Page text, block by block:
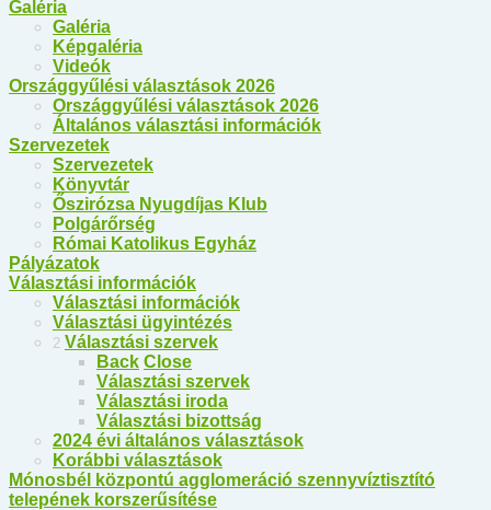
Galéria
Galéria
Képgaléria
Videók
Országgyűlési választások 2026
Országgyűlési választások 2026
Általános választási információk
Szervezetek
Szervezetek
Könyvtár
Őszirózsa Nyugdíjas Klub
Polgárőrség
Római Katolikus Egyház
Pályázatok
Választási információk
Választási információk
Választási ügyintézés
2 Választási szervek
Back Close
Választási szervek
Választási iroda
Választási bizottság
2024 évi általános választások
Korábbi választások
Mónosbél központú agglomeráció szennyvíztisztító
telepének korszerűsítése